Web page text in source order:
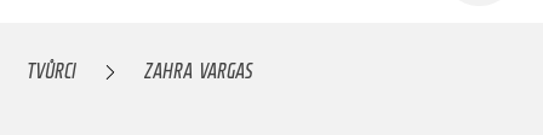
TVŮRCI ZAHRA VARGAS